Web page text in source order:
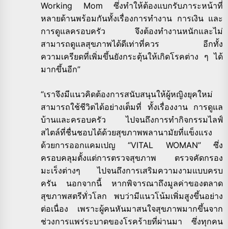
Working Mom ซึ่งทำให้ต้องแบกรับภาระหน้าที่
หลายด้านพร้อมกันทั้งเรื่องการทำงาน การเงิน และ
การดูแลครอบครัว จึงต้องทำงานหนักและไม่
สามารถดูแลสุขภาพได้ดีเท่าที่ควร อีกทั้ง
ความเครียดที่เพิ่มขึ้นยังกระตุ้นให้เกิดโรคต่าง ๆ ได้
มากขึ้นอีก”
“เราจึงมีแนวคิดต้องการสนับสนุนให้ผู้หญิงยุคใหม่
สามารถใช้ชีวิตได้อย่างเต็มที่ ทั้งเรื่องงาน การดูแล
บ้านและครอบครัว ไปจนถึงการทำกิจกรรมไลฟ์
สไตล์ที่ชื่นชอบได้ด้วยสุขภาพพลานามัยที่แข็งแรง
ด้วยการออกแคมเปญ “VITAL WOMAN” ซึ่ง
ครอบคลุมตั้งแต่การตรวจสุขภาพ ตรวจคัดกรอง
มะเร็งต่างๆ ไปจนถึงการเสริมความงามแบบครบ
ครัน นอกจากนี้ หากพิจารณาถึงมูลค่าของตลาด
สุขภาพสตรีทั่วโลก พบว่ามีแนวโน้มเพิ่มสูงขึ้นอย่าง
ต่อเนื่อง เพราะผู้คนหันมาสนใจสุขภาพมากขึ้นจาก
ช่วงการแพร่ระบาดของโรคร้ายที่ผ่านมา ซึ่งทุกคน